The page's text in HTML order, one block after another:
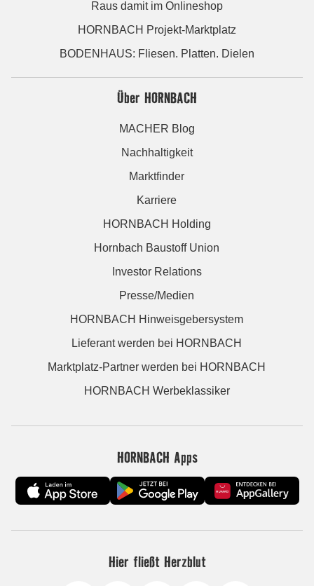
Raus damit im Onlineshop
HORNBACH Projekt-Marktplatz
BODENHAUS: Fliesen. Platten. Dielen
Über HORNBACH
MACHER Blog
Nachhaltigkeit
Marktfinder
Karriere
HORNBACH Holding
Hornbach Baustoff Union
Investor Relations
Presse/Medien
HORNBACH Hinweisgebersystem
Lieferant werden bei HORNBACH
Marktplatz-Partner werden bei HORNBACH
HORNBACH Werbeklassiker
HORNBACH Apps
Hier fließt Herzblut